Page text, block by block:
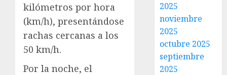
kilómetros por hora
(km/h), presentándose
rachas cercanas a los
50 km/h.
Por la noche, el
2025
noviembre
2025
octubre 2025
septiembre
2025